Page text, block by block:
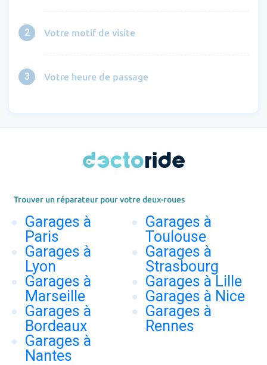
2 Votre motif de visite
3 Votre heure de passage
Trouver un réparateur pour votre deux-roues
Garages à
Paris
Garages à
Lyon
Garages à
Marseille
Garages à
Bordeaux
Garages à
Nantes
Garages à
Toulouse
Garages à
Strasbourg
Garages à Lille
Garages à Nice
Garages à
Rennes